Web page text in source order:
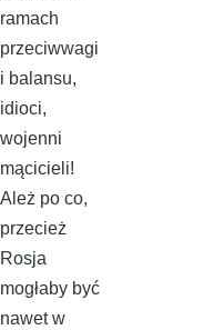
ramach
przeciwwagi
i balansu,
idioci,
wojenni
mącicieli!
Ależ po co,
przecież
Rosja
mogłaby być
nawet w